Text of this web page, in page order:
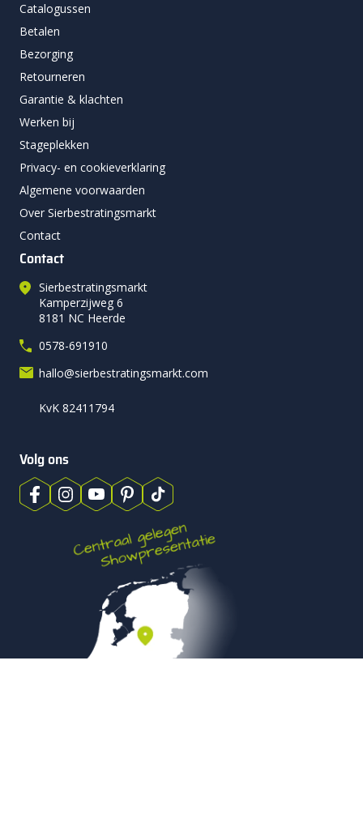
Catalogussen
Betalen
Bezorging
Retourneren
Garantie & klachten
Werken bij
Stageplekken
Privacy- en cookieverklaring
Algemene voorwaarden
Over Sierbestratingsmarkt
Contact
Contact
Sierbestratingsmarkt
Kamperzijweg 6
8181 NC Heerde
0578-691910
hallo@sierbestratingsmarkt.com
KvK 82411794
Volg ons